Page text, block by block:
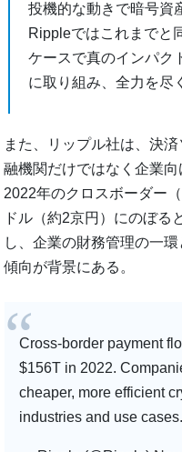
投機的な動きで暗号資
Rippleではこれまでと
ケースで真のインパク
に取り組み、全力を尽
また、リップル社は、決
融機関だけではなく企業向
2022年のクロスボーダー
ドル（約2京円）にのぼる
し、企業の財務管理の一
傾向が背景にある。
Cross-border payment
$156T in 2022.
cheaper, more efficient
industries and use cases.